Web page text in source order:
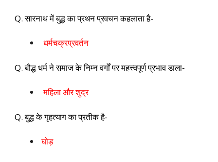
Q. सारनाथ में बुद्ध का प्रथन प्रवचन कहलाता है-
धर्मचक्रप्रवर्तन
Q. बौद्ध धर्म ने समाज के निम्न वर्गों पर महत्त्वपूर्ण प्रभाव डाला-
महिला और शुद्र
Q. बुद्ध के गृहत्याग का प्रतीक है-
घोड़